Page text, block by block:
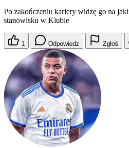
Po zakończeniu kariery widzę go na
stanowisku w Klubie
1 Odpowiedz Zgłoś